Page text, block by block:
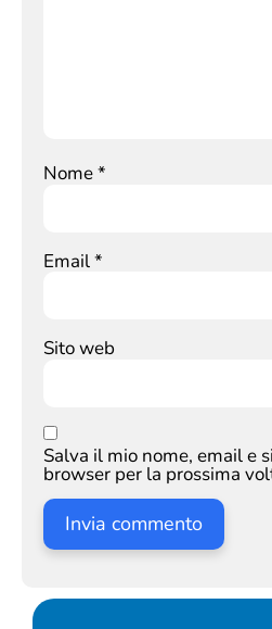
Nome*
Email*
Sito web
Salva il mio nome, email e
browser per la prossima